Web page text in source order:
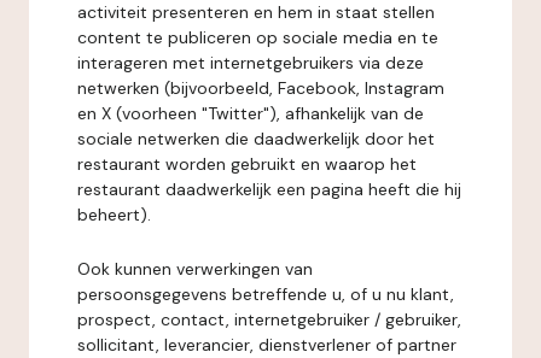
activiteit presenteren en hem in staat stellen
content te publiceren op sociale media en te
interageren met internetgebruikers via deze
netwerken (bijvoorbeeld, Facebook, Instagram
en X (voorheen "Twitter"), afhankelijk van de
sociale netwerken die daadwerkelijk door het
restaurant worden gebruikt en waarop het
restaurant daadwerkelijk een pagina heeft die hij
beheert).
Ook kunnen verwerkingen van
persoonsgegevens betreffende u, of u nu klant,
prospect, contact, internetgebruiker / gebruiker,
sollicitant, leverancier, dienstverlener of partner